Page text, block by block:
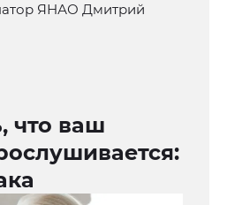
ЯНАО Дмитрий
что ваш